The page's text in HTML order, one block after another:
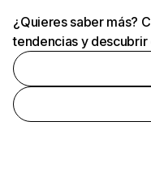
¿Quieres saber más?
tendencias y descubrir